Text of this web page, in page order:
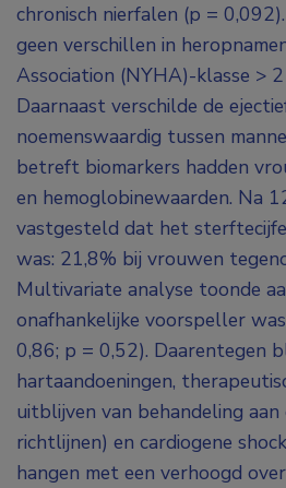
chronisch nierfalen (p =
geen verschillen in
Association (NYHA)-klasse >
Daarnaast verschilde de
noemenswaardig tussen
betreft biomarkers hadden
en hemoglobinewaarden. Na
vastgesteld dat het
was: 21,8% bij vrouwen
Multivariate analyse toonde
onafhankelijke voorspeller
0,86; p = 0,52). Daarentegen
hartaandoeningen,
uitblijven van behandeling aan
richtlijnen) en cardiogene
hangen met een verhoogd